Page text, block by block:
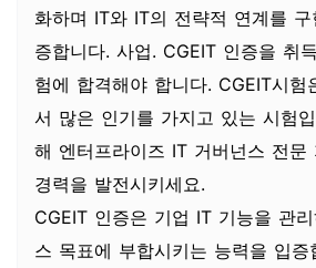
화하며 IT와 IT의 전략적 연계를
증합니다. 사업. CGEIT 인증을 취
험에 합격해야 합니다. CGEIT시험
서 많은 인기를 가지고 있는 시험
해 엔터프라이즈 IT 거버넌스 전문
경력을 발전시키세요.
CGEIT 인증은 기업 IT 기능을 관
스 목표에 부합시키는 능력을 입증